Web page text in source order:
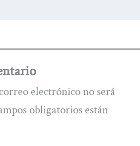
electrónico no será
obligatorios están